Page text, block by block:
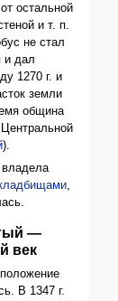
остальной
и т. п.
не стал
и дал
1270 г. и
земли
община
).
,
—
век
В 1347 г.